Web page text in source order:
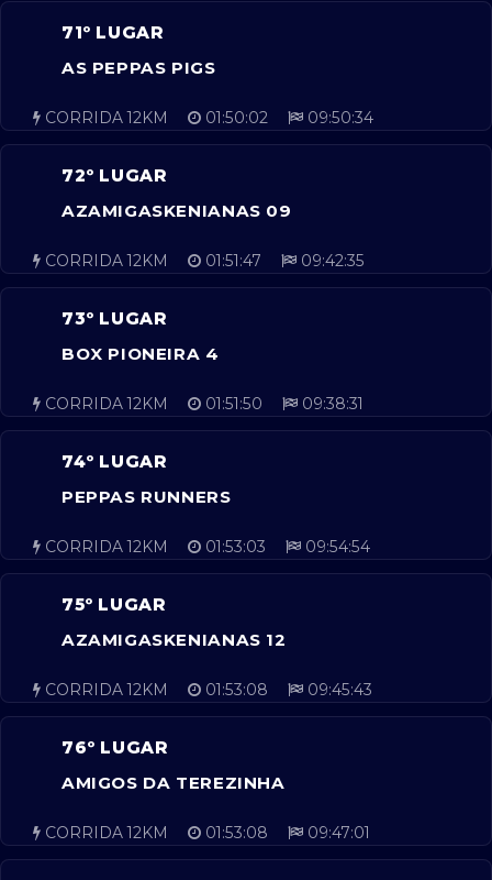
71º LUGAR
AS PEPPAS PIGS
CORRIDA 12KM 01:50:02 09:50:34
72º LUGAR
AZAMIGASKENIANAS 09
CORRIDA 12KM 01:51:47 09:42:35
73º LUGAR
BOX PIONEIRA 4
CORRIDA 12KM 01:51:50 09:38:31
74º LUGAR
PEPPAS RUNNERS
CORRIDA 12KM 01:53:03 09:54:54
75º LUGAR
AZAMIGASKENIANAS 12
CORRIDA 12KM 01:53:08 09:45:43
76º LUGAR
AMIGOS DA TEREZINHA
CORRIDA 12KM 01:53:08 09:47:01